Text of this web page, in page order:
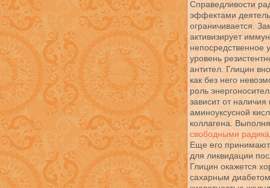
Справедливости
эффектами
ограничивается.
активизирует
непосредственное
уровень
антител. Глицин
как без него
роль
зависит от
аминоуксусной
коллагена.
свободными
Еще его принимают
для ликвидации
Глицин окажется
сахарным